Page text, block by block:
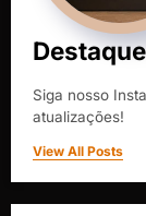
Siga nosso
atualizações!
View All Posts